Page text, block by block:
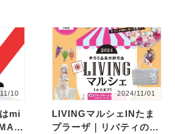
リバティプ・・・
10
mi
2024/11/01
LIVINGマルシェINたま
プラーザ｜リバティのポ